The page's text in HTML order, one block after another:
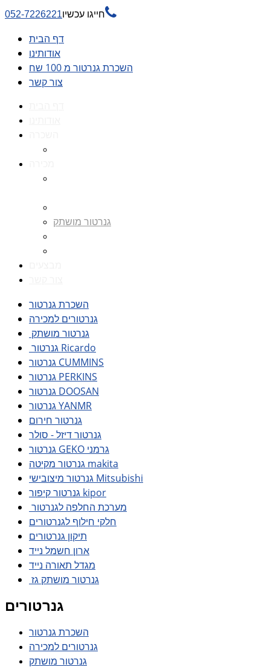
חייגו עכשיו052-7226221 
דף הבית
אודותינו
השכרת גנרטור מ 100 שח
צור קשר
גנרטור מושתק
השכרת גנרטור
גנרטורים למכירה
גנרטור מושתק
גנרטור Ricardo
גנרטור CUMMINS
גנרטור PERKINS
גנרטור DOOSAN
גנרטור YANMR
גנרטור חירום
גנרטור דיזל - סולר
גנרטור GEKO גרמני
גנרטור מקיטה makita
גנרטור מיצובישי Mitsubishi
גנרטור קיפור kipor
מערכת החלפה לגנרטור
חלקי חילוף לגנרטורים
תיקון גנרטורים
ארון חשמל נייד
מגדל תאורה נייד
גנרטור מושתק גז
גנרטורים
השכרת גנרטור
גנרטורים למכירה
גנרטור מושתק